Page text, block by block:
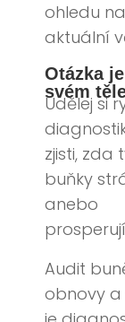
ohledu
aktuální
Otázka
svém
Udělej si
zjisti, zda
buňky
anebo
Audit
obnovy